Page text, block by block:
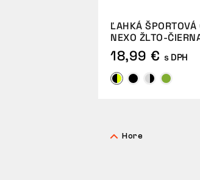
ĽAHKÁ ŠPORTOVÁ
NEXO ŽLTO-
18,99 € s DPH
Hore